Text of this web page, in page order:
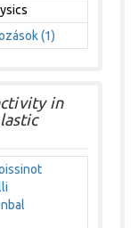
(1)
in